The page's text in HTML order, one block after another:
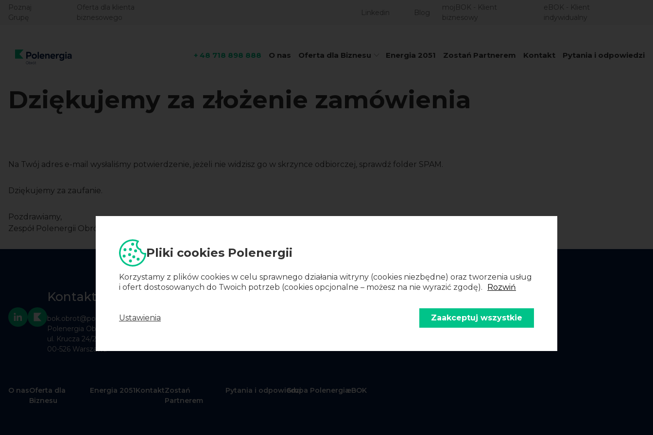
Poznaj
Grupę
Oferta dla klienta
biznesowego
Linkedin Blog
mojBOK - Klient
biznesowy
eBOK - Klient
indywidualny
+ 48 718 898 888 O nas Oferta dla Biznesu Energia 2051 Zostań Partnerem Kontakt Pytania i odpowiedzi
Dziękujemy za złożenie zamówienia
Na Twój adres e-mail wysłaliśmy potwierdzenie, jeżeli nie widzisz go w skrzynce odbiorczej, sprawdź folder SPAM.
Dziękujemy za zaufanie.
Pozdrawiamy,
Zespół Polenergii Obrót
Kontakt
bok.obrot@polenergia.pl
Polenergia Obrót S.A.
ul. Krucza 24/26
00-526 Warszawa
O nasOferta dla
Biznesu
Energia 2051KontaktZostań
Partnerem
Pytania i odpowiedziGrupa PolenergiaeBOK
Pliki cookies Polenergii
Korzystamy z plików cookies w celu sprawnego działania witryny (cookies niezbędne) oraz tworzenia usług
i ofert dostosowanych do Twoich potrzeb (cookies opcjonalne – możesz na nie wyrazić zgodę).
Rozwiń
Ustawienia Zaakceptuj wszystkie